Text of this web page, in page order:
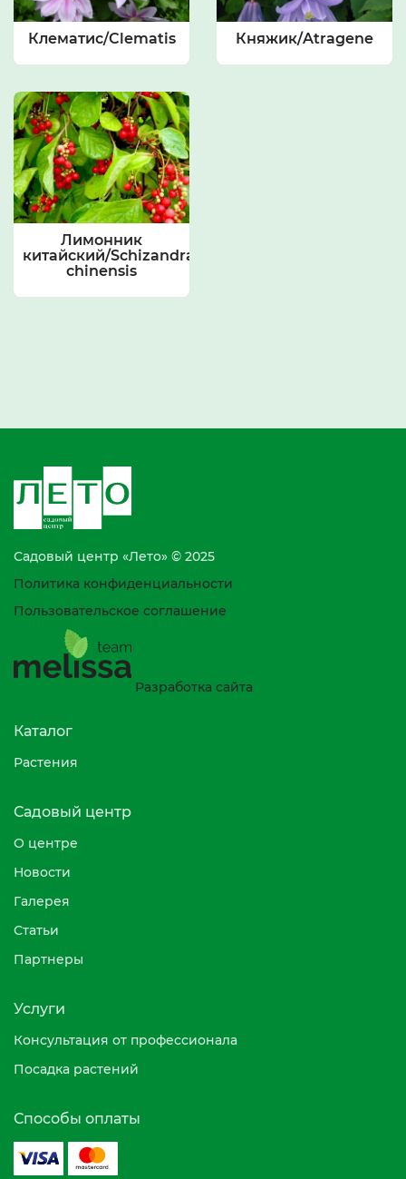
Клематис/Clematis Княжик/Atragene
Лимонник
китайский/Schizandra
chinensis
Садовый центр «Лето» © 2025
Политика конфиденциальности
Пользовательское соглашение
Разработка сайта
Каталог
Растения
Садовый центр
О центре
Новости
Галерея
Статьи
Партнеры
Услуги
Консультация от профессионала
Посадка растений
Способы оплаты